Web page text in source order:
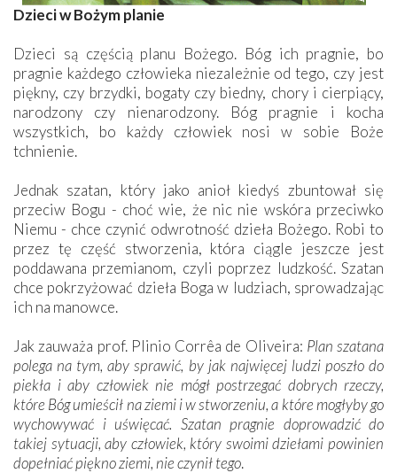
Dzieci w Bożym planie
Dzieci są częścią planu Bożego. Bóg ich pragnie, bo
pragnie każdego człowieka niezależnie od tego, czy jest
piękny, czy brzydki, bogaty czy biedny, chory i cierpiący,
narodzony czy nienarodzony. Bóg pragnie i kocha
wszystkich, bo każdy człowiek nosi w sobie Boże
tchnienie.
Jednak szatan, który jako anioł kiedyś zbuntował się
przeciw Bogu - choć wie, że nic nie wskóra przeciwko
Niemu - chce czynić odwrotność dzieła Bożego. Robi to
przez tę część stworzenia, która ciągle jeszcze jest
poddawana przemianom, czyli poprzez ludzkość. Szatan
chce pokrzyżować dzieła Boga w ludziach, sprowadzając
ich na manowce.
Jak zauważa prof. Plinio Corrêa de Oliveira: Plan szatana
polega na tym, aby sprawić, by jak najwięcej ludzi poszło do
piekła i aby człowiek nie mógł postrzegać dobrych rzeczy,
które Bóg umieścił na ziemi i w stworzeniu, a które mogłyby go
wychowywać i uświęcać. Szatan pragnie doprowadzić do
takiej sytuacji, aby człowiek, który swoimi dziełami powinien
dopełniać piękno ziemi, nie czynił tego.